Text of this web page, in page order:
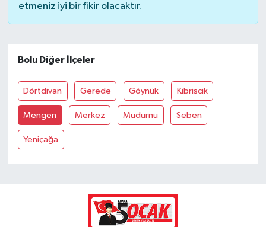
etmeniz iyi bir fikir olacaktır.
Bolu Diğer İlçeler
Dörtdivan Gerede Göynük Kibriscik
Mengen Merkez Mudurnu Seben
Yeniçağa